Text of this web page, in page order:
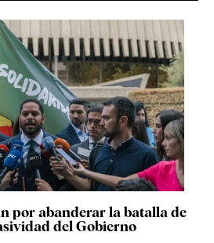
por abanderar la batalla de
del Gobierno